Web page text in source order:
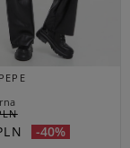
-40%